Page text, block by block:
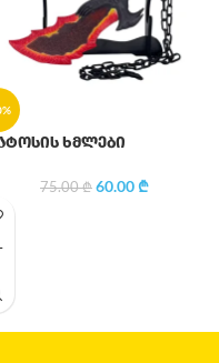
ხმლები
75.00₾ 60.00₾